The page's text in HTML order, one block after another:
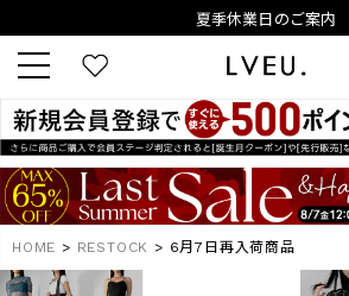
夏季休業日のご案内
10,000円以上ご購入で送料
夏季休業日のご案内
令和8年熊本地震の影響によるお荷物
キーワード
商品番号
HOME RESTOCK 6月7日再入荷商品